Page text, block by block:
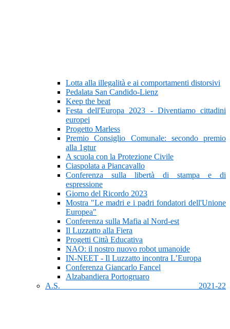
Lotta alla illegalità e ai comportamenti distorsivi
Pedalata San Candido-Lienz
Keep the beat
Festa dell'Europa 2023 - Diventiamo cittadini
europei
Progetto Marless
Premio Consiglio Comunale: secondo premio
alla 1gtur
A scuola con la Protezione Civile
Ciaspolata a Piancavallo
Conferenza sulla libertà di stampa e di
espressione
Giorno del Ricordo 2023
Mostra "Le madri e i padri fondatori dell'Unione
Europea"
Conferenza sulla Mafia al Nord-est
Il Luzzatto alla Fiera
Progetti Città Educativa
NAO: il nostro nuovo robot umanoide
IN-NEET - Il Luzzatto incontra L’Europa
Conferenza Giancarlo Fancel
Alzabandiera Portogruaro
A.S. 2021-22